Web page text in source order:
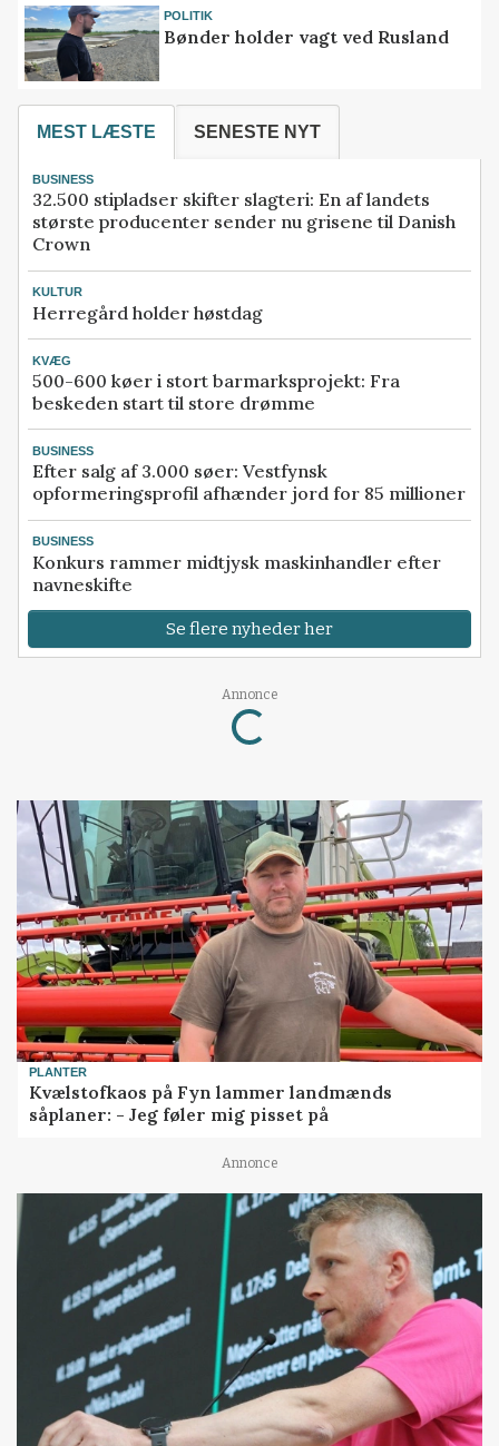
POLITIK
Bønder holder vagt ved Rusland
MEST LÆSTE SENESTE NYT
BUSINESS
32.500 stipladser skifter slagteri: En af landets
største producenter sender nu grisene til Danish
Crown
KULTUR
Herregård holder høstdag
KVÆG
500-600 køer i stort barmarksprojekt: Fra
beskeden start til store drømme
BUSINESS
Efter salg af 3.000 søer: Vestfynsk
opformeringsprofil afhænder jord for 85 millioner
BUSINESS
Konkurs rammer midtjysk maskinhandler efter
navneskifte
Se flere nyheder her
Annonce
Loading...
PLANTER
Kvælstofkaos på Fyn lammer landmænds
såplaner: - Jeg føler mig pisset på
Annonce